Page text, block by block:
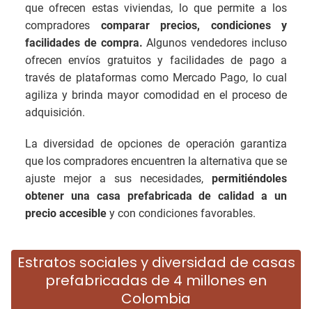
que ofrecen estas viviendas, lo que permite a los
compradores comparar precios, condiciones y
facilidades de compra. Algunos vendedores incluso
ofrecen envíos gratuitos y facilidades de pago a
través de plataformas como Mercado Pago, lo cual
agiliza y brinda mayor comodidad en el proceso de
adquisición.
La diversidad de opciones de operación garantiza
que los compradores encuentren la alternativa que se
ajuste mejor a sus necesidades, permitiéndoles
obtener una casa prefabricada de calidad a un
precio accesible y con condiciones favorables.
Estratos sociales y diversidad de casas
prefabricadas de 4 millones en
Colombia